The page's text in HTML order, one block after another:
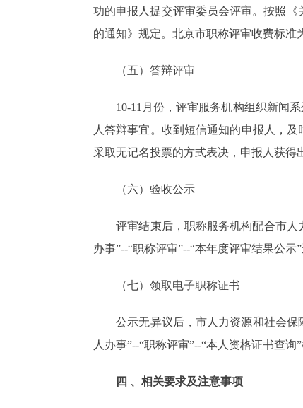
功的申报人提交评审委员会评审。按照
的通知》规定。北京市职称评审收费标准
（五）答辩评审
10-11月份，评审服务机构组织新闻系
人答辩事宜。收到短信通知的申报人，
采取无记名投票的方式表决，申报人获得
（六）验收公示
评审结束后，职称服务机构配合市人力
办事”--“职称评审”--“本年度评审结果公示
（七）领取电子职称证书
公示无异议后，市人力资源和社会保障
人办事”--“职称评审”--“本人资格证书查询
四 、相关要求及注意事项